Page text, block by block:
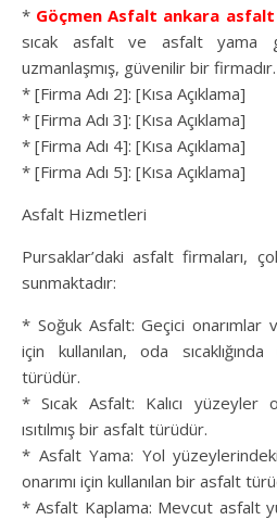
* Göçmen Asfalt ankara asfalt
sıcak asfalt ve asfalt yama
uzmanlaşmış, güvenilir bir firmadır.
* [Firma Adı 2]: [Kısa Açıklama]
* [Firma Adı 3]: [Kısa Açıklama]
* [Firma Adı 4]: [Kısa Açıklama]
* [Firma Adı 5]: [Kısa Açıklama]
Asfalt Hizmetleri
Pursaklar’daki asfalt firmaları,
sunmaktadır:
* Soğuk Asfalt: Geçici onarımlar
için kullanılan, oda
türüdür.
* Sıcak Asfalt: Kalıcı yüzeyler
ısıtılmış bir asfalt türüdür.
* Asfalt Yama: Yol
onarımı için kullanılan bir asfalt
* Asfalt Kaplama: Mevcut asfalt